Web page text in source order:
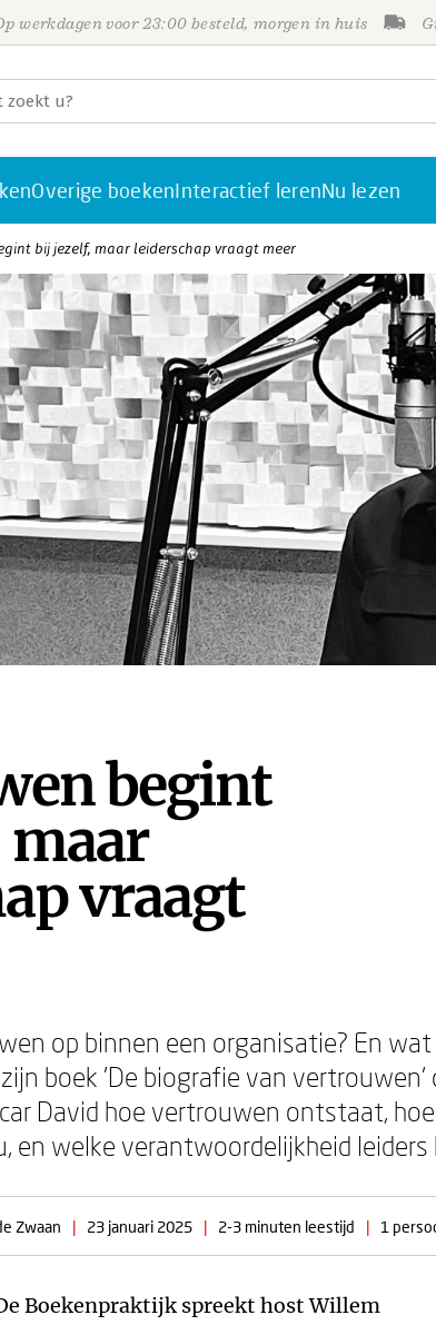
werkdagen voor 23:00 besteld, morgen in huis
Overige boekenInteractief lerenNu lezen
bij jezelf, maar leiderschap vraagt meer
begint
vraagt
op binnen een organisatie? En
boek 'De biografie van
David hoe vertrouwen ontstaat,
en welke verantwoordelijkheid leiders
Zwaan | 23 januari 2025 | 2-3 minuten leestijd | 1
Boekenpraktijk spreekt host Willem